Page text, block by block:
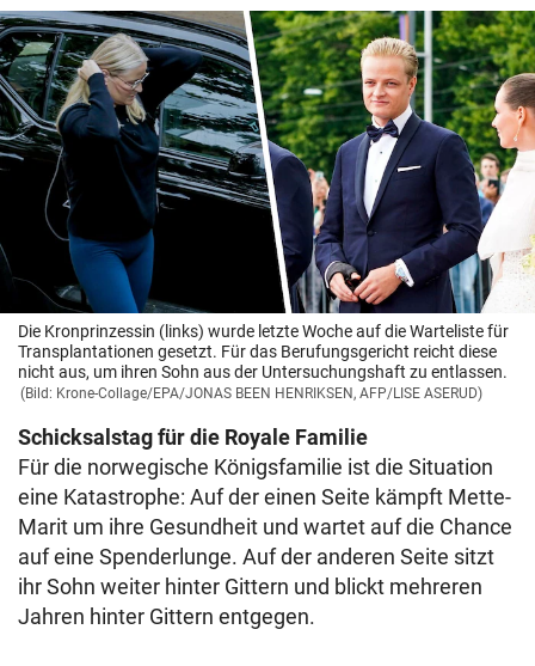
Die Kronprinzessin (links) wurde letzte Woche auf die Warteliste für
Transplantationen gesetzt. Für das Berufungsgericht reicht diese
nicht aus, um ihren Sohn aus der Untersuchungshaft zu entlassen.
(Bild: Krone-Collage/EPA/JONAS BEEN HENRIKSEN, AFP/LISE ASERUD)
Schicksalstag für die Royale Familie
Für die norwegische Königsfamilie ist die Situation
eine Katastrophe: Auf der einen Seite kämpft Mette-
Marit um ihre Gesundheit und wartet auf die Chance
auf eine Spenderlunge. Auf der anderen Seite sitzt
ihr Sohn weiter hinter Gittern und blickt mehreren
Jahren hinter Gittern entgegen.